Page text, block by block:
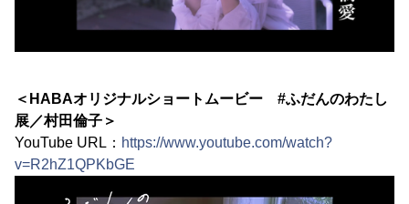
＜HABAオリジナルショートムービー #ふだんのわたし
展／村田倫子＞
YouTube URL： https://www.youtube.com/watch?
v=R2hZ1QPKbGE